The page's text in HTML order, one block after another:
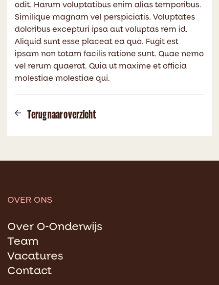
odit. Harum voluptatibus enim alias temporibus.
Similique magnam vel perspiciatis. Voluptates
doloribus excepturi ipsa aut voluptas rem id.
Aliquid sunt esse placeat ea quo. Fugit est
ipsam non totam facilis ratione sunt. Quae nemo
vel rerum quaerat. Quia ut maxime et officia
molestiae molestiae qui.
Terug naar overzicht
OVER ONS
Over O-Onderwijs
Team
Vacatures
Contact